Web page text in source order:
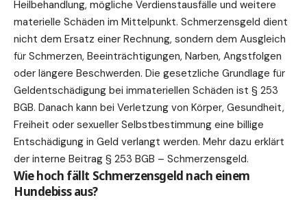
Heilbehandlung, mögliche Verdienstausfälle und weitere
materielle Schäden im Mittelpunkt. Schmerzensgeld dient
nicht dem Ersatz einer Rechnung, sondern dem Ausgleich
für Schmerzen, Beeinträchtigungen, Narben, Angstfolgen
oder längere Beschwerden. Die gesetzliche Grundlage für
Geldentschädigung bei immateriellen Schäden ist § 253
BGB. Danach kann bei Verletzung von Körper, Gesundheit,
Freiheit oder sexueller Selbstbestimmung eine billige
Entschädigung in Geld verlangt werden. Mehr dazu erklärt
der interne Beitrag § 253 BGB – Schmerzensgeld.
Wie hoch fällt Schmerzensgeld nach einem
Hundebiss aus?